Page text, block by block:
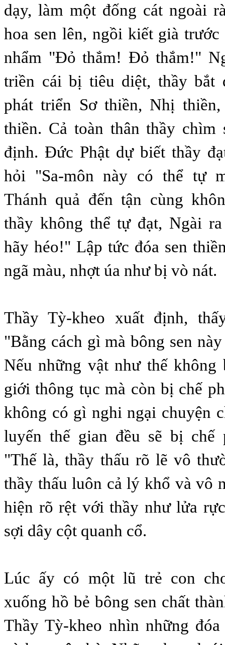
dạy, làm một đống cát ngoài
hoa sen lên, ngồi kiết già
nhẩm "Ðỏ thắm! Ðỏ thắm!"
triền cái bị tiêu diệt, thầy bắt
phát triển Sơ thiền, Nhị
thiền. Cả toàn thân thầy chìm
định. Ðức Phật dự biết thầy
hỏi "Sa-môn này có thể tự
Thánh quả đến tận cùng
thầy không thể tự đạt, Ngài
hãy héo!" Lập tức đóa sen
ngã màu, nhợt úa như bị vò nát.
Thầy Tỳ-kheo xuất định,
"Bằng cách gì mà bông sen
Nếu những vật như thế không
giới thông tục mà còn bị chế
không có gì nghi ngại chuyện
luyến thế gian đều sẽ bị chế
"Thế là, thầy thấu rõ lẽ vô
thầy thấu luôn cả lý khổ và vô
hiện rõ rệt với thầy như lửa
sợi dây cột quanh cổ.
Lúc ấy có một lũ trẻ con
xuống hồ bẻ bông sen chất
Thầy Tỳ-kheo nhìn những